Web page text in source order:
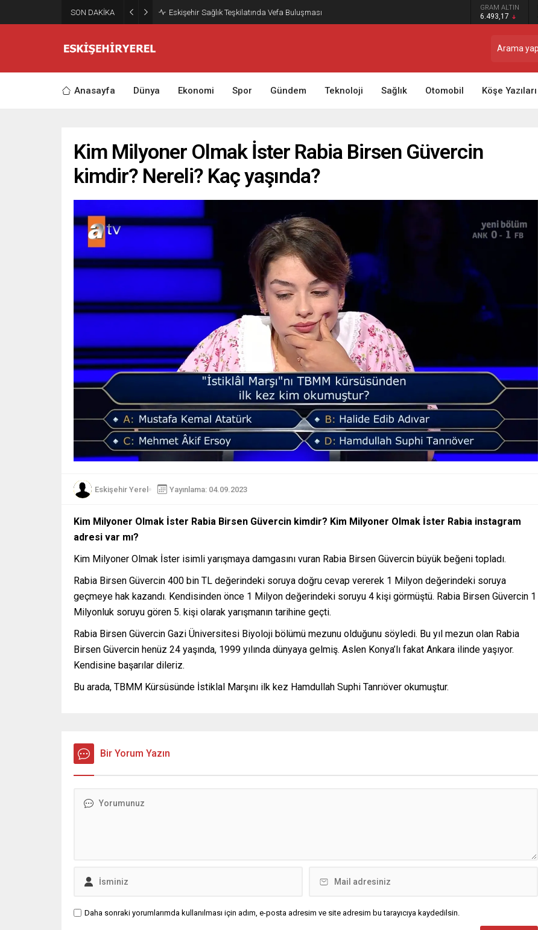
SON DAKİKA Eskişehir Sağlık Teşkilatında Vefa Buluşması GRAM ALTIN
6.493,17
Anasayfa Dünya Ekonomi Spor Gündem Teknoloji Sağlık Otomobil Köşe Yazıları
Kim Milyoner Olmak İster Rabia Birsen Güvercin
kimdir? Nereli? Kaç yaşında?
Eskişehir Yerel Yayınlama: 04.09.2023
Kim Milyoner Olmak İster Rabia Birsen Güvercin kimdir? Kim Milyoner Olmak İster Rabia instagram
adresi var mı?
Kim Milyoner Olmak İster isimli yarışmaya damgasını vuran Rabia Birsen Güvercin büyük beğeni topladı.
Rabia Birsen Güvercin 400 bin TL değerindeki soruya doğru cevap vererek 1 Milyon değerindeki soruya
geçmeye hak kazandı. Kendisinden önce 1 Milyon değerindeki soruyu 4 kişi görmüştü. Rabia Birsen Güvercin 1
Milyonluk soruyu gören 5. kişi olarak yarışmanın tarihine geçti.
Rabia Birsen Güvercin Gazi Üniversitesi Biyoloji bölümü mezunu olduğunu söyledi. Bu yıl mezun olan Rabia
Birsen Güvercin henüz 24 yaşında, 1999 yılında dünyaya gelmiş. Aslen Konya’lı fakat Ankara ilinde yaşıyor.
Kendisine başarılar dileriz.
Bu arada, TBMM Kürsüsünde İstiklal Marşını ilk kez Hamdullah Suphi Tanrıöver okumuştur.
Bir Yorum Yazın
Daha sonraki yorumlarımda kullanılması için adım, e-posta adresim ve site adresim bu tarayıcıya kaydedilsin.